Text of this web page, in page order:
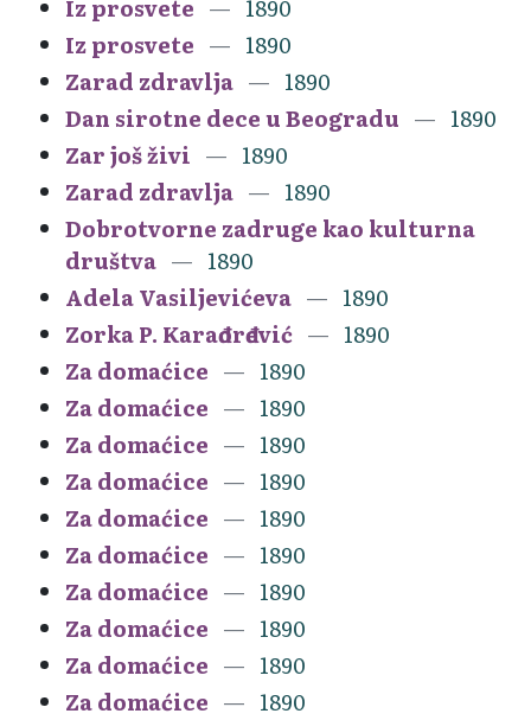
Iz prosvete
1890
Iz prosvete
1890
Zarad zdravlja
1890
Dan sirotne dece u Beogradu
1890
Zar još živi
1890
Zarad zdravlja
1890
Dobrotvorne zadruge kao kulturna
društva
1890
Adela Vasiljevićeva
1890
Zorka P. Karađorđević
1890
Za domaćice
1890
Za domaćice
1890
Za domaćice
1890
Za domaćice
1890
Za domaćice
1890
Za domaćice
1890
Za domaćice
1890
Za domaćice
1890
Za domaćice
1890
Za domaćice
1890